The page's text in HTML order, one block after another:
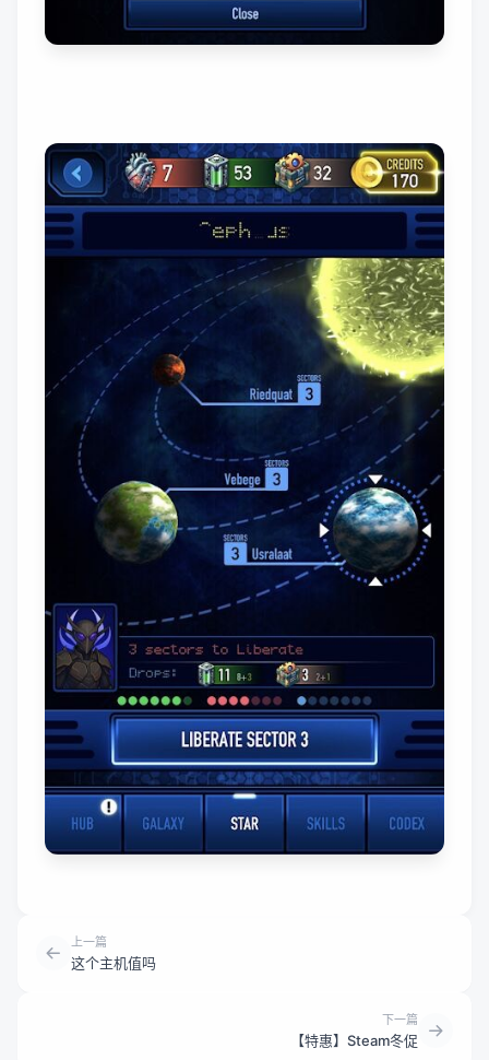
上一篇
这个主机值吗
下一篇
【特惠】Steam冬促